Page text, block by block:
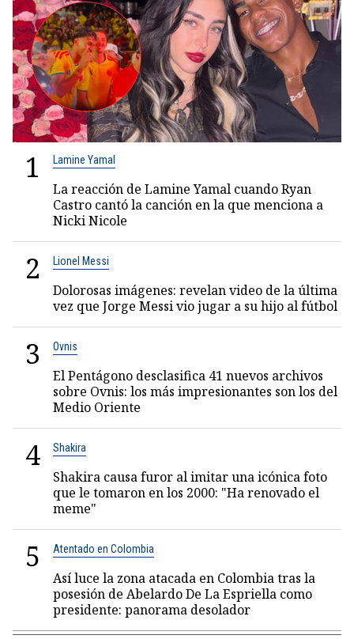
1 Lamine Yamal
La reacción de Lamine Yamal cuando Ryan
Castro cantó la canción en la que menciona a
Nicki Nicole
2 Lionel Messi
Dolorosas imágenes: revelan video de la última
vez que Jorge Messi vio jugar a su hijo al fútbol
3 Ovnis
El Pentágono desclasifica 41 nuevos archivos
sobre Ovnis: los más impresionantes son los del
Medio Oriente
4 Shakira
Shakira causa furor al imitar una icónica foto
que le tomaron en los 2000: "Ha renovado el
meme"
5 Atentado en Colombia
Así luce la zona atacada en Colombia tras la
posesión de Abelardo De La Espriella como
presidente: panorama desolador